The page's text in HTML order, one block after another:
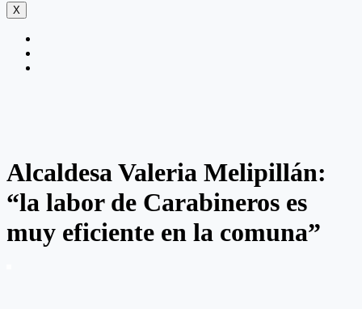
X
Alcaldesa Valeria Melipillán:
“la labor de Carabineros es
muy eficiente en la comuna”